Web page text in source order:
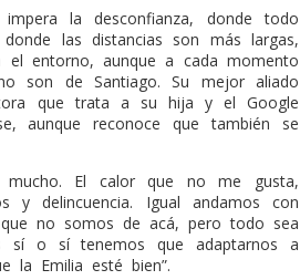
la desconfianza, donde todo
las distancias son más largas,
el entorno, aunque a cada momento
son de Santiago. Su mejor aliado
que trata a su hija y el Google
aunque reconoce que también se
El calor que no me gusta,
y delincuencia. Igual andamos con
no somos de acá, pero todo sea
sí o sí tenemos que adaptarnos a
la Emilia esté bien”.